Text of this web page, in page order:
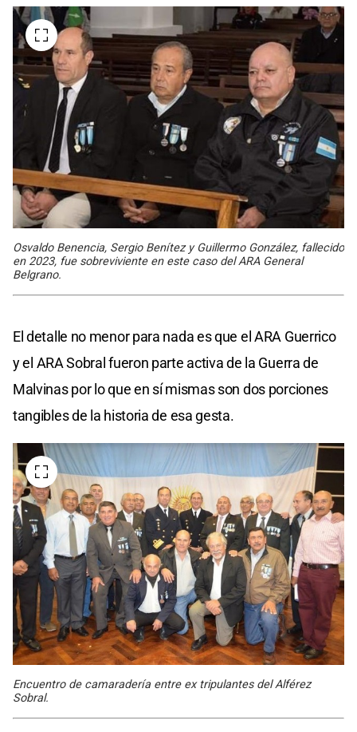
Osvaldo Benencia, Sergio Benítez y Guillermo González, fallecido
en 2023, fue sobreviviente en este caso del ARA General
Belgrano.
El detalle no menor para nada es que el ARA Guerrico
y el ARA Sobral fueron parte activa de la Guerra de
Malvinas por lo que en sí mismas son dos porciones
tangibles de la historia de esa gesta.
Encuentro de camaradería entre ex tripulantes del Alférez
Sobral.